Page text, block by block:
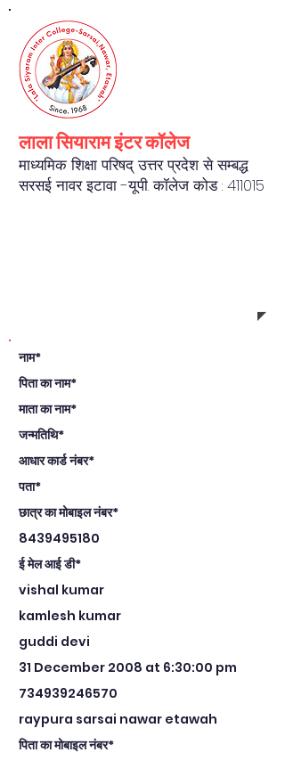
लाला सियाराम इंटर कॉलेज
माध्यमिक शिक्षा परिषद् उत्तर प्रदेश से सम्बद्ध
सरसई नावर इटावा -यू.पी. कॉलेज कोड : 411015
नाम*
पिता का नाम*
माता का नाम*
जन्मतिथि*
आधार कार्ड नंबर*
पता*
छात्र का मोबाइल नंबर*
8439495180
ई मेल आई डी*
vishal kumar
kamlesh kumar
guddi devi
31 December 2008 at 6:30:00 pm
734939246570
raypura sarsai nawar etawah
पिता का मोबाइल नंबर*